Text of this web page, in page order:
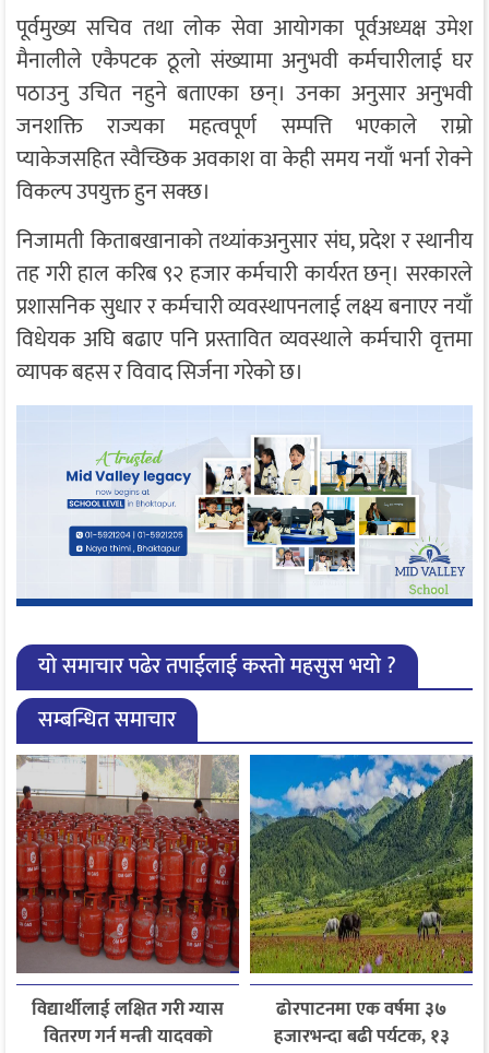
पूर्वमुख्य सचिव तथा लोक सेवा आयोगका पूर्वअध्यक्ष उमेश
मैनालीले एकैपटक ठूलो संख्यामा अनुभवी कर्मचारीलाई घर
पठाउनु उचित नहुने बताएका छन्। उनका अनुसार अनुभवी
जनशक्ति राज्यका महत्वपूर्ण सम्पत्ति भएकाले राम्रो
प्याकेजसहित स्वैच्छिक अवकाश वा केही समय नयाँ भर्ना रोक्ने
विकल्प उपयुक्त हुन सक्छ।
निजामती किताबखानाको तथ्यांकअनुसार संघ, प्रदेश र स्थानीय
तह गरी हाल करिब ९२ हजार कर्मचारी कार्यरत छन्। सरकारले
प्रशासनिक सुधार र कर्मचारी व्यवस्थापनलाई लक्ष्य बनाएर नयाँ
विधेयक अघि बढाए पनि प्रस्तावित व्यवस्थाले कर्मचारी वृत्तमा
व्यापक बहस र विवाद सिर्जना गरेको छ।
यो समाचार पढेर तपाईलाई कस्तो महसुस भयो ?
सम्बन्धित समाचार
विद्यार्थीलाई लक्षित गरी ग्यास
वितरण गर्न मन्त्री यादवको
ढोरपाटनमा एक वर्षमा ३७
हजारभन्दा बढी पर्यटक, १३